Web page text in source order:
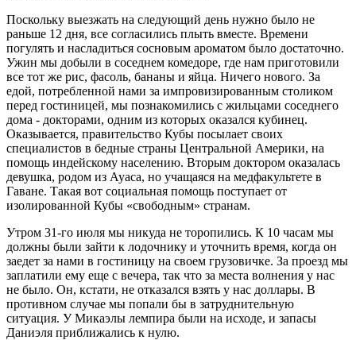
Поскольку выезжать на следующий день нужно было не
раньше 12 дня, все согласились плыть вместе. Времени
погулять и насладиться сосновым ароматом было достаточно.
Ужин мы добыли в соседнем комедоре, где нам приготовили
все тот же рис, фасоль, бананы и яйца. Ничего нового. За
едой, потребленной нами за импровизированным столиком
перед гостиницей, мы познакомились с жильцами соседнего
дома - докторами, одним из которых оказался кубинец.
Оказывается, правительство Кубы посылает своих
специалистов в бедные страны Центральной Америки, на
помощь индейскому населению. Вторым доктором оказалась
девушка, родом из Ауаса, но учащаяся на медфакультете в
Гаване. Такая вот социальная помощь поступает от
изолированной Кубы «свободным» странам.
Утром 31-го июля мы никуда не торопились. К 10 часам мы
должны были зайти к лодочнику и уточнить время, когда он
заедет за нами в гостиницу на своем грузовичке. За проезд мы
заплатили ему еще с вечера, так что за места волнения у нас
не было. Он, кстати, не отказался взять у нас доллары. В
противном случае мы попали бы в затруднительную
ситуация. У Микаэлы лемпира были на исходе, и запасы
Даниэля приближались к нулю.